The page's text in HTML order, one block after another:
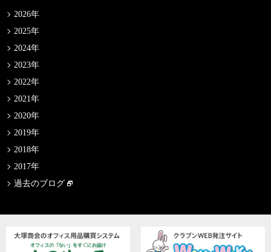
2026年
2025年
2024年
2023年
2022年
2021年
2020年
2019年
2018年
2017年
過去のブログ